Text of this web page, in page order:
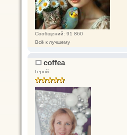
Сообщений: 91 860
Всё к лучшему
coffea
Герой